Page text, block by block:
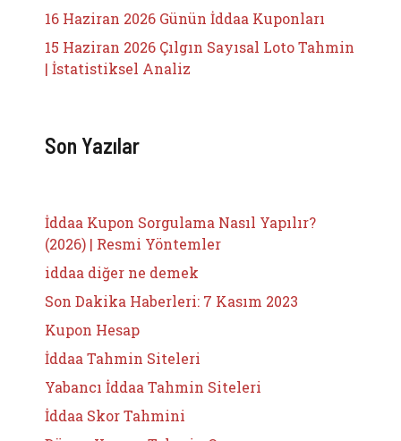
16 Haziran 2026 Günün İddaa Kuponları
15 Haziran 2026 Çılgın Sayısal Loto Tahmin
| İstatistiksel Analiz
Son Yazılar
İddaa Kupon Sorgulama Nasıl Yapılır?
(2026) | Resmi Yöntemler
iddaa diğer ne demek
Son Dakika Haberleri: 7 Kasım 2023
Kupon Hesap
İddaa Tahmin Siteleri
Yabancı İddaa Tahmin Siteleri
İddaa Skor Tahmini